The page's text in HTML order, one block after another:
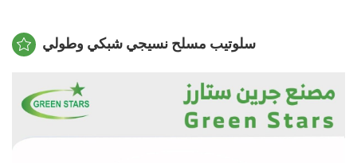
سلوتيب مسلح نسيجي شبكي وطولي